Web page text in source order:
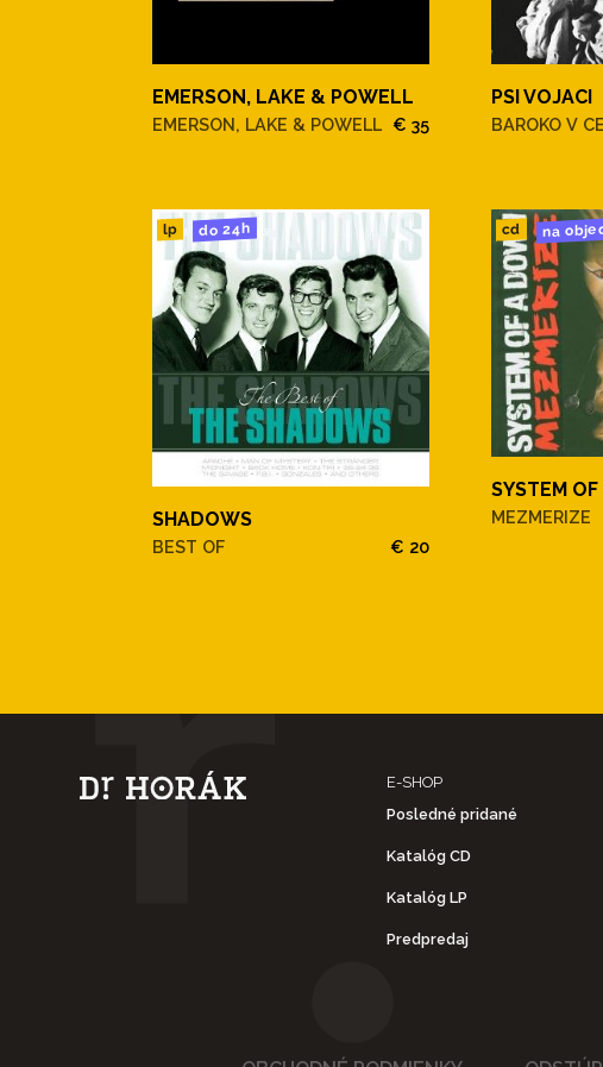
EMERSON, LAKE & POWELL
EMERSON, LAKE & POWELL € 35
PSI VOJACI
BAROKO V
lp do 24h
SHADOWS
BEST OF € 20
cd na
SYSTEM
MEZMERIZE
E-SHOP
Posledné pridané
Katalóg CD
Katalóg LP
Predpredaj